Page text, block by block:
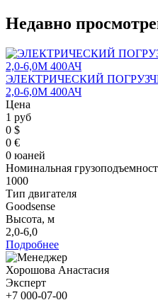
Недавно
ЭЛЕКТРИЧЕСКИЙ
2,0-6,0М 400АЧ
Цена
1 руб
0 $
0 €
0 юаней
Номинальная
1000
Тип двигателя
Goodsense
Высота, м
2,0-6,0
Подробнее
Хорошова Анастасия
Эксперт
+7 000-07-00